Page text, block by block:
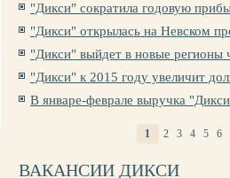
"Дикси" сократила годовую
"Дикси" открылась на Невском
"Дикси" выйдет в новые регионы
"Дикси" к 2015 году увеличит
В январе-феврале выручка
1 2 3 4 5 6
ВАКАНСИИ ДИКСИ